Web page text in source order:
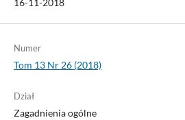
16-11-2018
Numer
Tom 13 Nr 26 (2018)
Dział
Zagadnienia ogólne